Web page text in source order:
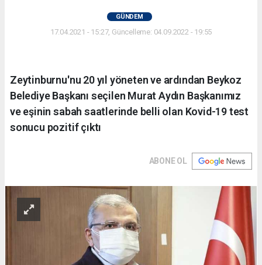
GÜNDEM
17.04.2021 - 15:27, Güncelleme: 04.09.2022 - 19:55
Zeytinburnu'nu 20 yıl yöneten ve ardından Beykoz
Belediye Başkanı seçilen Murat Aydın Başkanımız
ve eşinin sabah saatlerinde belli olan Kovid-19 test
sonucu pozitif çıktı
ABONE OL